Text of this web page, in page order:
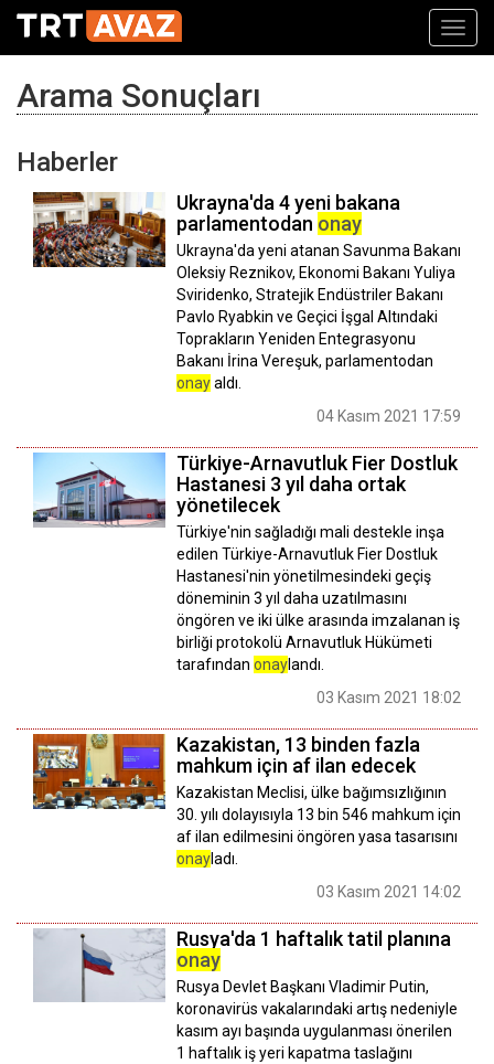
Arama Sonuçları
Haberler
Ukrayna'da 4 yeni bakana
parlamentodan onay
Ukrayna'da yeni atanan Savunma Bakanı
Oleksiy Reznikov, Ekonomi Bakanı Yuliya
Sviridenko, Stratejik Endüstriler Bakanı
Pavlo Ryabkin ve Geçici İşgal Altındaki
Toprakların Yeniden Entegrasyonu
Bakanı İrina Vereşuk, parlamentodan
onayaldı.
04 Kasım 2021 17:59
Türkiye-Arnavutluk Fier Dostluk
Hastanesi 3 yıl daha ortak
yönetilecek
Türkiye'nin sağladığı mali destekle inşa
edilen Türkiye-Arnavutluk Fier Dostluk
Hastanesi'nin yönetilmesindeki geçiş
döneminin 3 yıl daha uzatılmasını
öngören ve iki ülke arasında imzalanan iş
birliği protokolü Arnavutluk Hükümeti
tarafından onaylandı.
03 Kasım 2021 18:02
Kazakistan, 13 binden fazla
mahkum için af ilan edecek
Kazakistan Meclisi, ülke bağımsızlığının
30. yılı dolayısıyla 13 bin 546 mahkum için
af ilan edilmesini öngören yasa tasarısını
onayladı.
03 Kasım 2021 14:02
Rusya'da 1 haftalık tatil planına
onay
Rusya Devlet Başkanı Vladimir Putin,
koronavirüs vakalarındaki artış nedeniyle
kasım ayı başında uygulanması önerilen
1 haftalık iş yeri kapatma taslağını